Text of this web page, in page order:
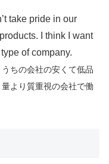
take pride in our
I think I want
type of company.
ちの会社の安くて低品
より質重視の会社で働